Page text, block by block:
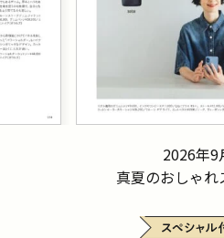
2026年9
真夏のおしゃ